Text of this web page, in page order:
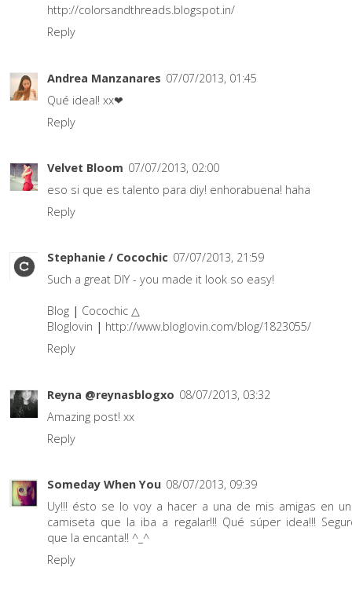
http://colorsandthreads.blogspot.in/
Reply
Andrea Manzanares 07/07/2013, 01:45
Qué ideal! xx❤
Reply
Velvet Bloom 07/07/2013, 02:00
eso si que es talento para diy! enhorabuena! haha
Reply
Stephanie / Cocochic 07/07/2013, 21:59
Such a great DIY - you made it look so easy!
Blog | Cocochic △
Bloglovin | http://www.bloglovin.com/blog/1823055/
Reply
Reyna @reynasblogxo 08/07/2013, 03:32
Amazing post! xx
Reply
Someday When You 08/07/2013, 09:39
Uy!!! ésto se lo voy a hacer a una de mis amigas en
camiseta que la iba a regalar!!! Qué súper idea!!!
que la encanta!! ^_^
Reply